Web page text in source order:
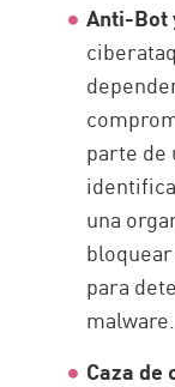
Anti-Bot
parte de
una
para
malware.
Caza de